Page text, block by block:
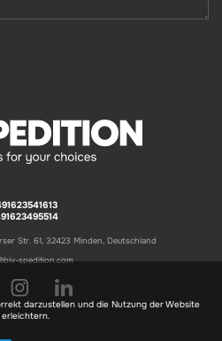
darzustellen und die Nutzung der Website
erleichtern.
Str. 61, 32423 Minden, Deutschland
spedition.com